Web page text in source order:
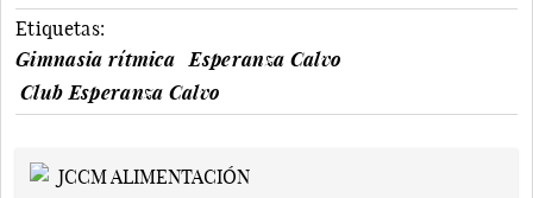
Etiquetas:
Gimnasia rítmica
Esperanza Calvo
Club Esperanza Calvo